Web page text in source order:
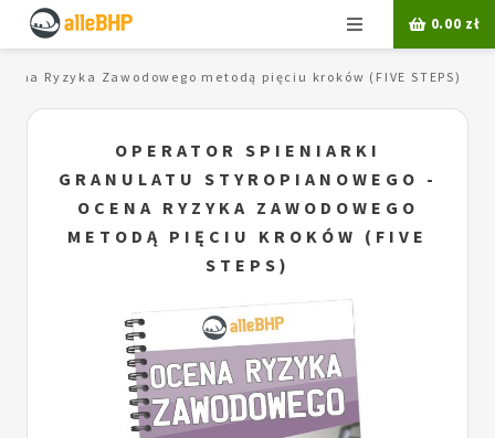
Menu 0.00 zł
Ryzyka Zawodowego metodą pięciu kroków (FIVE STEPS)
OPERATOR SPIENIARKI
GRANULATU STYROPIANOWEGO -
OCENA RYZYKA ZAWODOWEGO
METODĄ PIĘCIU KROKÓW (FIVE
STEPS)